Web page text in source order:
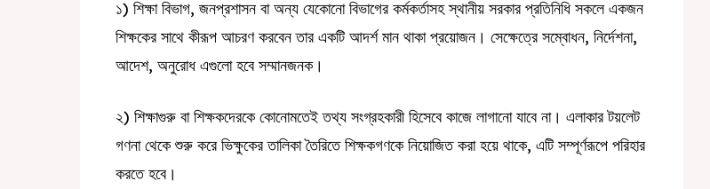
১) শিক্ষা বিভাগ, জনপ্রশাসন বা অন্য যেকোনো বিভাগের কর্মকর্তাসহ স্থানীয় সরকার প্রতিনিধি সকলে একজন
শিক্ষকের সাথে কীরূপ আচরণ করবেন তার একটি আদর্শ মান থাকা প্রয়োজন। সেক্ষেত্রে সম্বোধন, নির্দেশনা,
আদেশ, অনুরোধ এগুলো হবে সম্মানজনক।
২) শিক্ষাগুরু বা শিক্ষকদেরকে কোনোমতেই তথ্য সংগ্রহকারী হিসেবে কাজে লাগানো যাবে না। এলাকার টয়লেট
গণনা থেকে শুরু করে ভিক্ষুকের তালিকা তৈরিতে শিক্ষকগণকে নিয়োজিত করা হয়ে থাকে, এটি সম্পূর্ণরূপে পরিহার
করতে হবে।